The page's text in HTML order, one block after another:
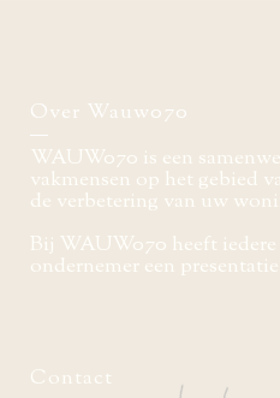
Over Wauw070
WAUW070 is een
vakmensen op het gebied
de verbetering van uw
Bij WAUW070 heeft
ondernemer een
Contact